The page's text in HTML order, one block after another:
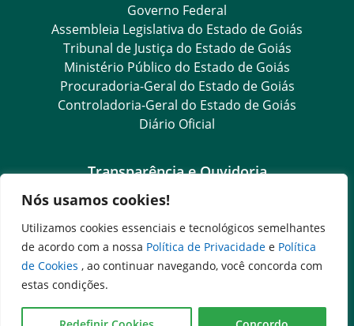
Nós usamos cookies!
Utilizamos cookies essenciais e tecnológicos semelhantes
de acordo com a nossa Política de Privacidade e Política
de Cookies , ao continuar navegando, você concorda com
estas condições.
Governo Federal
Assembleia Legislativa do Estado de Goiás
Tribunal de Justiça do Estado de Goiás
Ministério Público do Estado de Goiás
Procuradoria-Geral do Estado de Goiás
Controladoria-Geral do Estado de Goiás
Diário Oficial
Transparência e Ouvidoria
Goiás Transparência
Dados Abertos Goiás
Ouvidoria Setorial
Ouvidoria Geral
SIC – Serviço de Informação ao Cidadão
e-SIC – Serviço Eletrônico de Informação ao Cidadão
Acesso às Informações das Organizações Sociais